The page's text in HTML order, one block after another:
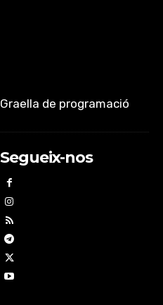
Graella de programació
Segueix-nos